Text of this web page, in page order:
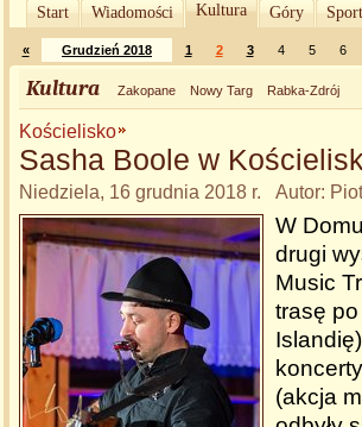
Start Wiadomości Kultura Góry Sport
« Grudzień 2018 1 2 3 4 5 6
Kultura Zakopane Nowy Targ Rabka-Zdrój
Kościelisko
Sasha Boole w
Niedziela, 16 grudnia 2018 r. Autor:
W
drugi
Music
trasę po
(akcja